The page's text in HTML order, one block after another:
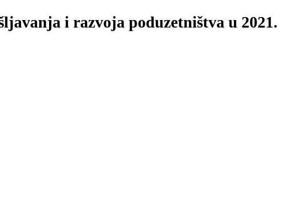
i razvoja poduzetništva u 2021.